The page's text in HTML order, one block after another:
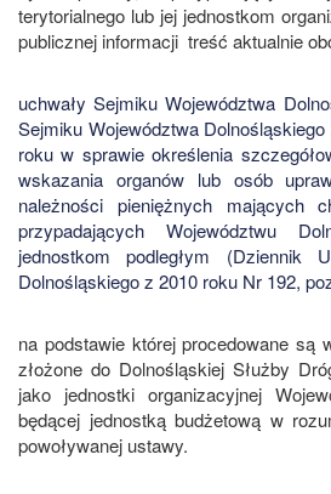
terytorialnego lub jej jednostkom
publicznej informacji treść aktualnie
uchwały Sejmiku Województwa
Sejmiku Województwa
roku w sprawie określenia
wskazania organów lub osób
należności pieniężnych mających
przypadających Województwu
jednostkom podległym (Dziennik
Dolnośląskiego z 2010 roku Nr 192,
na podstawie której procedowane są
złożone do Dolnośląskiej Służby
jako jednostki organizacyjnej
będącej jednostką budżetową w
powoływanej ustawy.